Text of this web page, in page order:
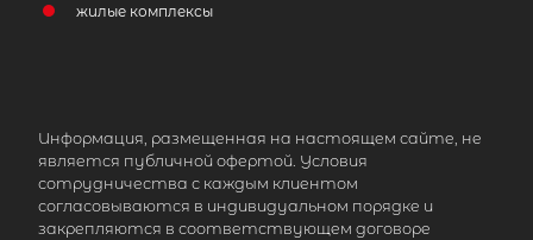
жилые комплексы
Информация, размещенная на настоящем сайте, не
является публичной офертой. Условия
сотрудничества с каждым клиентом
согласовываются в индивидуальном порядке и
закрепляются в соответствующем договоре